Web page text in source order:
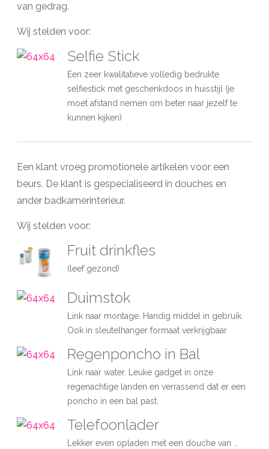
van gedrag.
Wij stelden voor:
Selfie Stick
Een zeer kwalitatieve volledig bedrukte
selfiestick met geschenkdoos in huisstijl (je
moet afstand nemen om beter naar jezelf te
kunnen kijken)
Een klant vroeg promotionele artikelen voor een
beurs. De klant is gespecialiseerd in douches en
ander badkamerinterieur.
Wij stelden voor:
Fruit drinkfles
(leef gezond)
Duimstok
Link naar montage. Handig middel in gebruik.
Ook in sleutelhanger formaat verkrijgbaar
Regenponcho in Bal
Link naar water. Leuke gadget in onze
regenachtige landen en verrassend dat er een
poncho in een bal past.
Telefoonlader
Lekker even opladen met een douche van …